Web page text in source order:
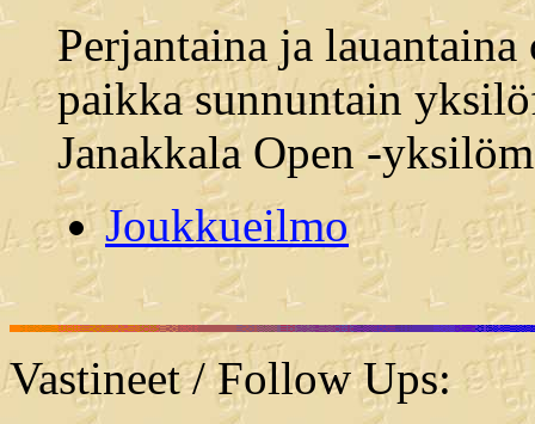
Perjantaina ja
paikka sunnuntain
Janakkala Open -
Joukkueilmo
Vastineet / Follow Ups: